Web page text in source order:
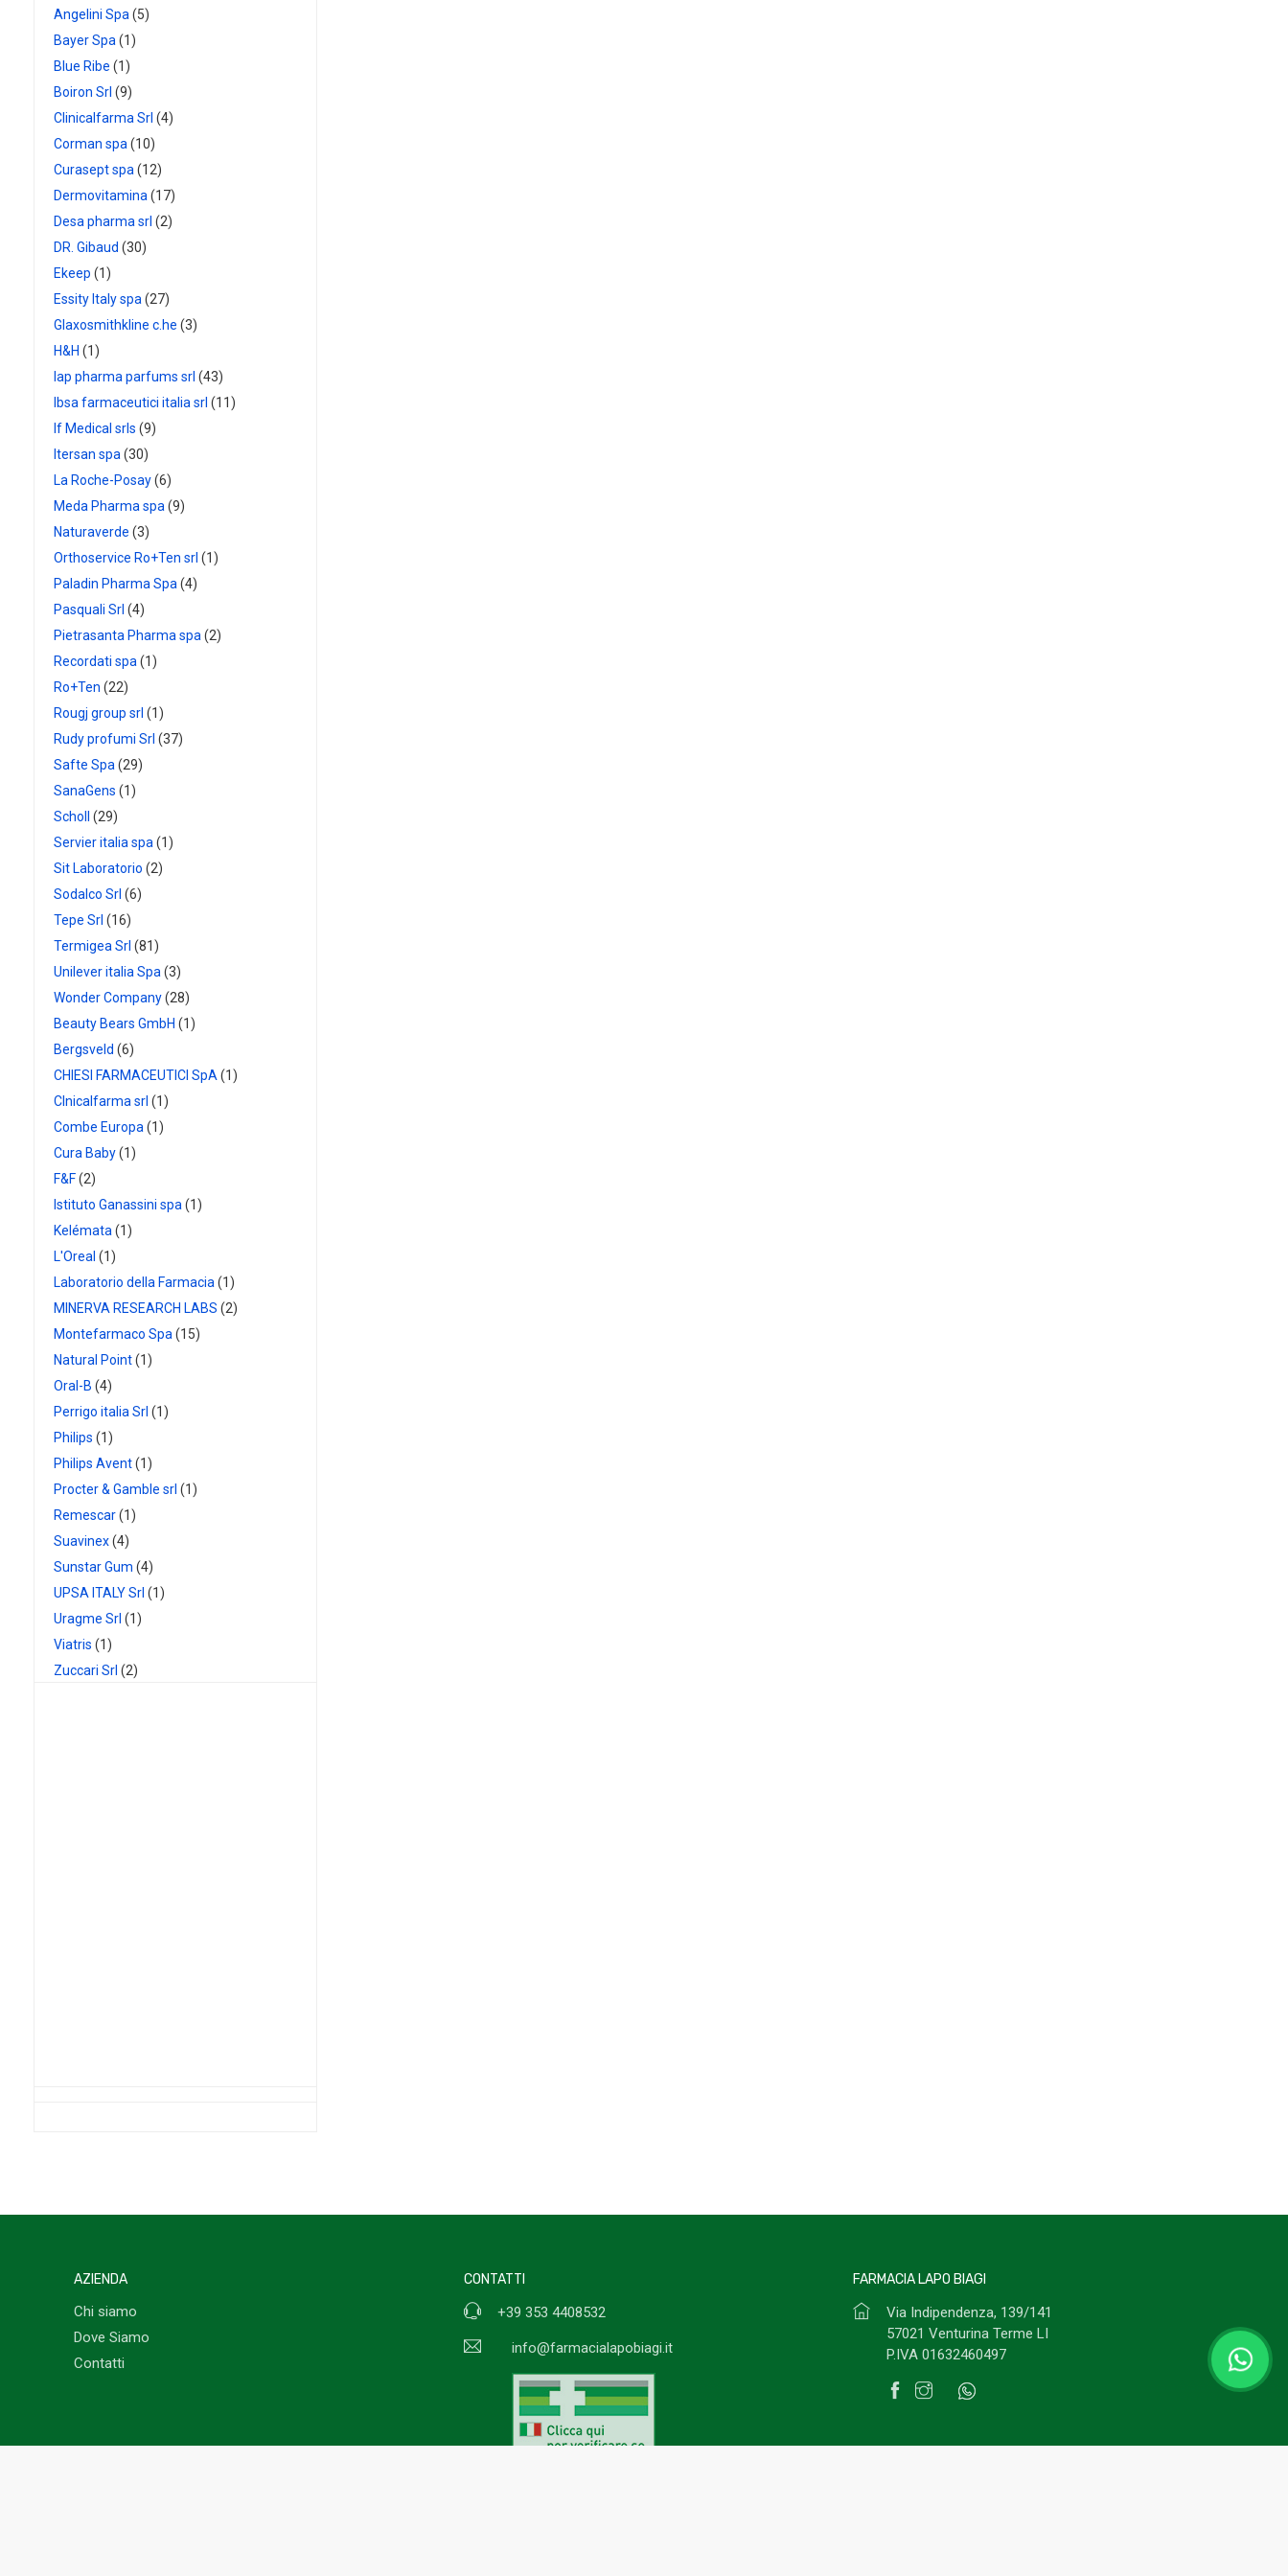
Angelini Spa(5)
Bayer Spa(1)
Blue Ribe (1)
Boiron Srl (9)
Clinicalfarma Srl (4)
Corman spa(10)
Curasept spa(12)
Dermovitamina(17)
Desa pharma srl (2)
DR. Gibaud (30)
Ekeep (1)
Essity Italy spa(27)
Glaxosmithkline c.he (3)
H&H (1)
Iap pharma parfums srl (43)
Ibsa farmaceutici italia srl (11)
If Medical srls (9)
Itersan spa(30)
La Roche-Posay(6)
Meda Pharma spa(9)
Naturaverde (3)
Orthoservice Ro+Ten srl (1)
Paladin Pharma Spa(4)
Pasquali Srl (4)
Pietrasanta Pharma spa(2)
Recordati spa(1)
Ro+Ten (22)
Rougj group srl (1)
Rudy profumi Srl (37)
Safte Spa(29)
SanaGens (1)
Scholl
(29)
Servier italia spa(1)
Sit Laboratorio (2)
Sodalco Srl (6)
Tepe Srl (16)
Termigea Srl (81)
Unilever italia Spa(3)
Wonder Company(28)
Beauty Bears GmbH (1)
Bergsveld (6)
CHIESI FARMACEUTICI SpA(1)
Clnicalfarma srl (1)
Combe Europa(1)
Cura Baby(1)
F&F(2)
Istituto Ganassini spa(1)
Kelémata(1)
L'Oreal (1)
Laboratorio della Farmacia(1)
MINERVA RESEARCH LABS (2)
Montefarmaco Spa(15)
Natural Point(1)
Oral-B (4)
Perrigo italia Srl (1)
Philips (1)
Philips Avent(1)
Procter & Gamble srl (1)
Remescar(1)
Suavinex(4)
Sunstar Gum (4)
UPSA ITALY Srl (1)
Uragme Srl (1)
Viatris (1)
Zuccari Srl (2)
AZIENDA
Chi siamo
Dove Siamo
Contatti
CONTATTI
+39 353 4408532
info@farmacialapobiagi.it
FARMACIA LAPO BIAGI
Via Indipendenza, 139/141
57021 Venturina Terme LI
P.IVA 01632460497